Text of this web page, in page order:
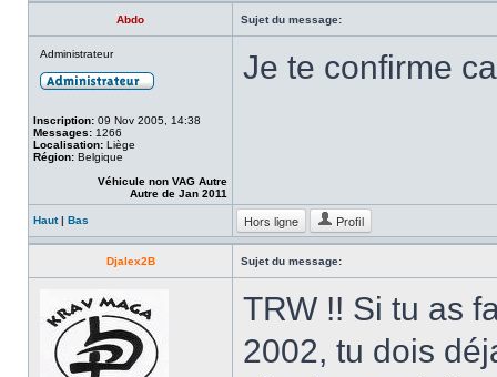
Abdo Sujet du message:
Administrateur
Inscription: 09 Nov 2005, 14:38
Messages: 1266
Localisation: Liège
Région: Belgique
Véhicule non VAG Autre
Autre de Jan 2011
Je te confirme
Haut| Bas Hors ligne Profil
Djalex2B Sujet du message:
TRW !! Si tu as
2002, tu dois